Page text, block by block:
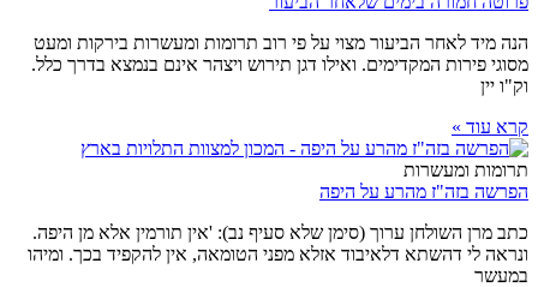
הנה מיד לאחר הביעור מצוי על פי רוב תרומות ומעשרות בירקות ומעט
מסוגי פירות המקדימים. ואילו דגן תירוש ויצהר אינם בנמצא בדרך כלל.
וק"ו יין
קרא עוד »
תרומות ומעשרות
הפרשה בזה"ז מהרע על היפה
כתב מרן השולחן ערוך (סימן שלא סעיף נב): 'אין תורמין אלא מן היפה.
ונראה לי דהשתא דלאיבוד אזלא מפני הטומאה, אין להקפיד בכך. ומיהו
במעשר